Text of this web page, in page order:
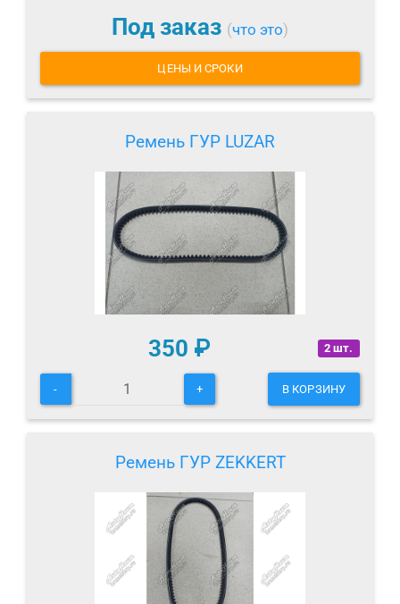
Под заказ (что это)
ЦЕНЫ И СРОКИ
Ремень ГУР LUZAR
2 шт.
350 ₽
- + В КОРЗИНУ
Ремень ГУР ZEKKERT